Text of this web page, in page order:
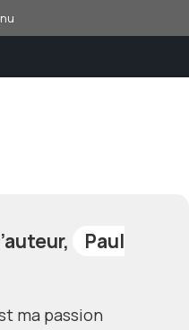
Paul
ma passion